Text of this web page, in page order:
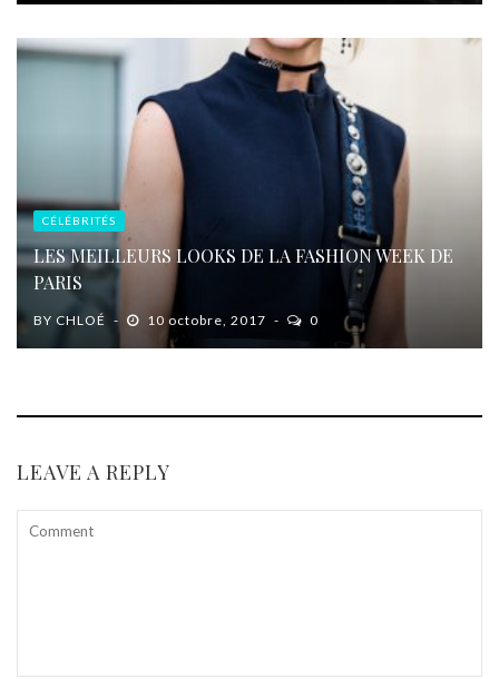
CÉLÉBRITÉS
LES MEILLEURS LOOKS DE LA FASHION WEEK DE
PARIS
BY CHLOÉ 10 octobre, 2017 0
LEAVE A REPLY